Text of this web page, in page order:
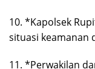
10. *Kapolsek
situasi keamanan
11. *Perwakilan